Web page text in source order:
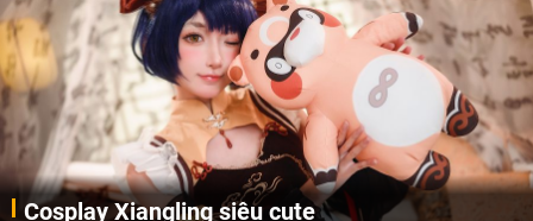
Cosplay Xiangling siêu cute